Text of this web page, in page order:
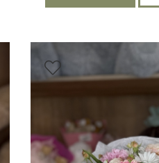
ГЕРБЕРА 1ШТ,
ХРИЗАНТЕМА
2ШТ, АЛЬСТРОМЕРИЯ
ГИПСОФИЛА 1ШТ, РОЗА